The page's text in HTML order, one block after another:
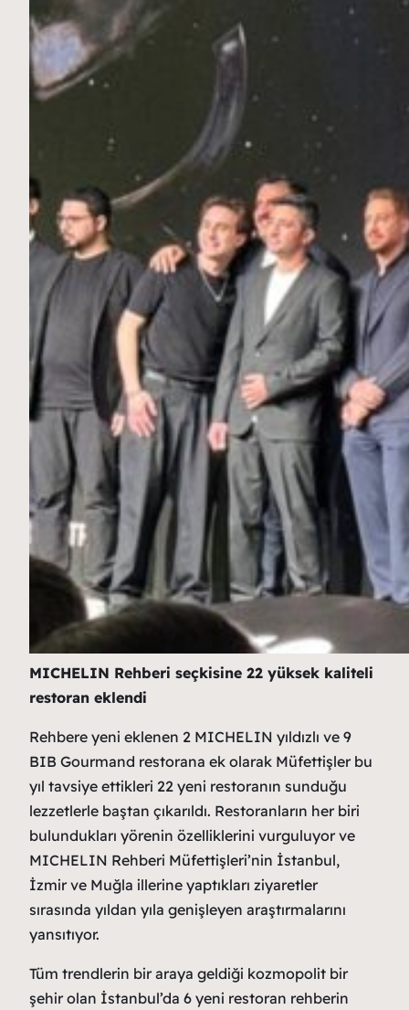
MICHELIN Rehberi seçkisine 22 yüksek kaliteli
restoran eklendi
Rehbere yeni eklenen 2 MICHELIN yıldızlı ve 9
BIB Gourmand restorana ek olarak Müfettişler bu
yıl tavsiye ettikleri 22 yeni restoranın sunduğu
lezzetlerle baştan çıkarıldı. Restoranların her biri
bulundukları yörenin özelliklerini vurguluyor ve
MICHELIN Rehberi Müfettişleri’nin İstanbul,
İzmir ve Muğla illerine yaptıkları ziyaretler
sırasında yıldan yıla genişleyen araştırmalarını
yansıtıyor.
Tüm trendlerin bir araya geldiği kozmopolit bir
şehir olan İstanbul’da 6 yeni restoran rehberin